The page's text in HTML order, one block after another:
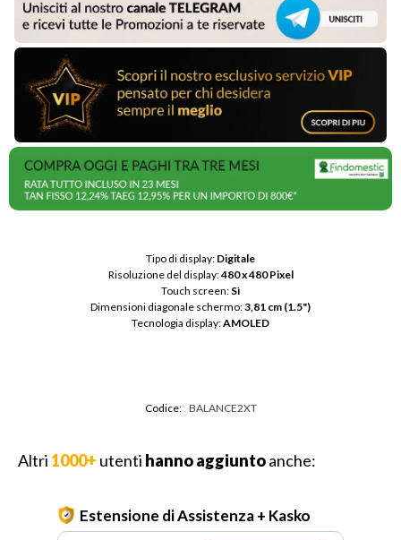
Tipo di display: Digitale
Risoluzione del display: 480 x 480 Pixel
Touch screen: Sì
Dimensioni diagonale schermo: 3,81 cm (1.5")
Tecnologia display: AMOLED
Codice: BALANCE2XT
Altri 1000+ utenti hanno aggiuntoanche:
Estensione di Assistenza + Kasko